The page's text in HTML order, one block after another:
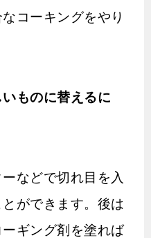
コーキングをやり
ものに替えるに
などで切れ目を入
ができます。後は
ギング剤を塗れば